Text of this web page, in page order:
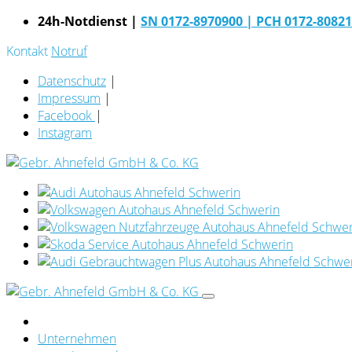
24h-Notdienst | SN 0172-8970900 | PCH 0172-
Kontakt Notruf
Datenschutz |
Impressum |
Facebook |
Instagram
Unternehmen